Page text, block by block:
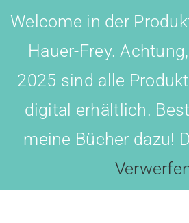
Welcome in der
Hauer-Frey.
2025 sind alle
digital erhältlich.
meine Bücher dazu!
content